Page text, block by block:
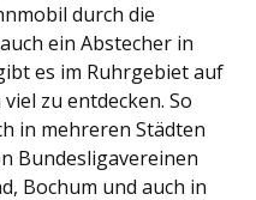
durch die
ein Abstecher in
es im Ruhrgebiet auf
zu entdecken. So
in mehreren Städten
Bundesligavereinen
Bochum und auch in